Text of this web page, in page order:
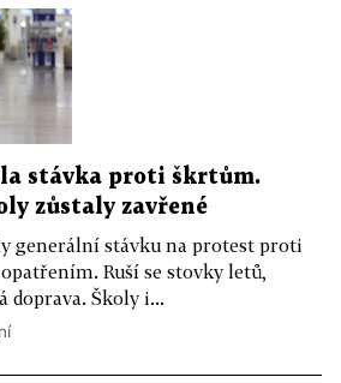
stávka proti škrtům.
zůstaly zavřené
generální stávku na protest proti
Ruší se stovky letů,
doprava. Školy i...